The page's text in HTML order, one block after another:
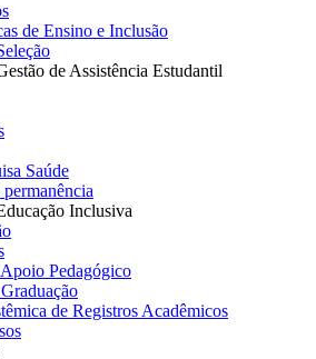
de Ensino e Inclusão
de Assistência Estudantil
Saúde
Inclusiva
Pedagógico
de Registros Acadêmicos